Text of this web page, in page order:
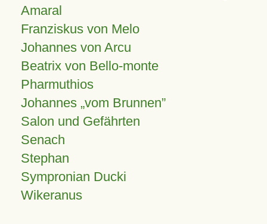
Amaral
Franziskus von Melo
Johannes von Arcu
Beatrix von Bello-monte
Pharmuthios
Johannes vom Brunnen
Salon und Gefährten
Senach
Stephan
Sympronian Ducki
Wikeranus